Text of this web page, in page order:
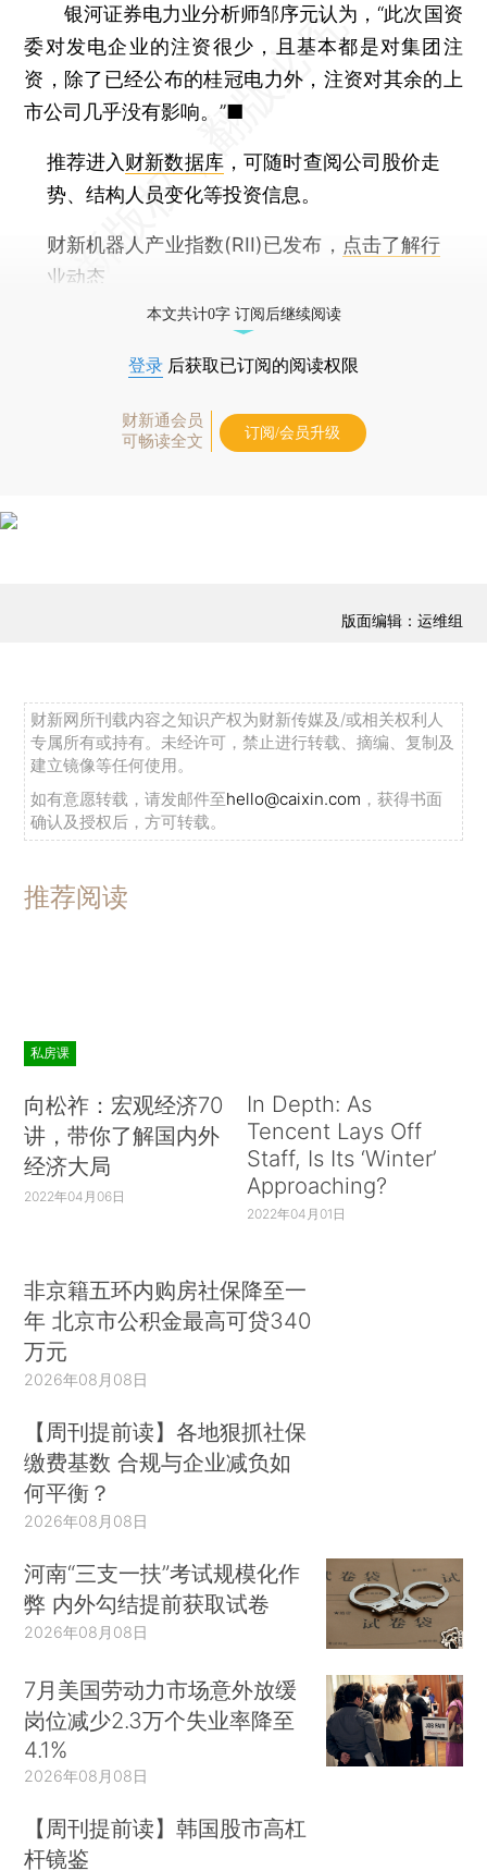
银河证券电力业分析师邹序元认为，“此次国资
委对发电企业的注资很少，且基本都是对集团注
资，除了已经公布的桂冠电力外，注资对其余的上
市公司几乎没有影响。”■
推荐进入 财新数据库，可随时查阅公司股价走
势、结构人员变化等投资信息。
财新机器人产业指数(RII)已发布， 点击了解行
业动态
本文共计0字 订阅后继续阅读
登录 后获取已订阅的阅读权限
财新通会员
可畅读全文
订阅/会员升级
版面编辑：运维组
财新网所刊载内容之知识产权为财新传媒及/或相关权利人
专属所有或持有。未经许可，禁止进行转载、摘编、复制及
建立镜像等任何使用。
如有意愿转载，请发邮件至hello@caixin.com ，获得书面
确认及授权后，方可转载。
推荐阅读
私房课
向松祚：宏观经济70
讲，带你了解国内外
经济大局
2022年04月06日
In Depth: As
Tencent Lays Off
Staff, Is Its ‘Winter’
Approaching?
2022年04月01日
非京籍五环内购房社保降至一
年 北京市公积金最高可贷340
万元
2026年08月08日
【周刊提前读】各地狠抓社保
缴费基数 合规与企业减负如
何平衡？
2026年08月08日
河南“三支一扶”考试规模化作
弊 内外勾结提前获取试卷
2026年08月08日
7月美国劳动力市场意外放缓
岗位减少2.3万个失业率降至
4.1%
2026年08月08日
【周刊提前读】韩国股市高杠
杆镜鉴